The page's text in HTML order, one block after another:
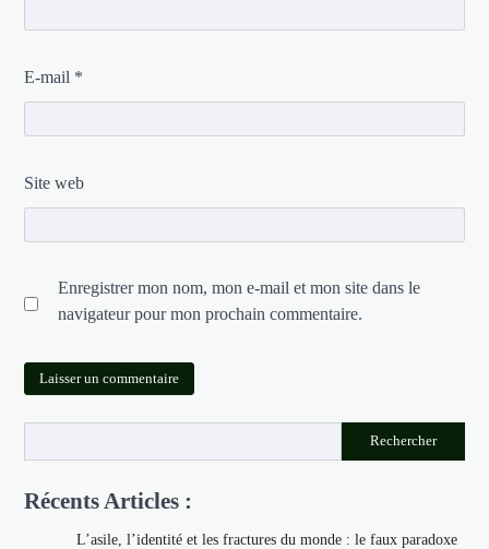
E-mail *
Site web
Enregistrer mon nom, mon e-mail et mon site dans le
navigateur pour mon prochain commentaire.
Rechercher
Récents Articles :
L’asile, l’identité et les fractures du monde : le faux paradoxe